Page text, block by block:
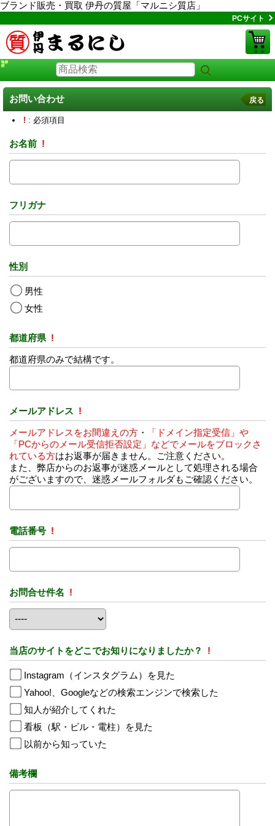
ブランド販売・買取 伊丹の質屋「マルニシ質店」
PCサイト
お問い合わせ 戻る
! : 必須項目
お名前 !
フリガナ
性別
男性
女性
都道府県 !
都道府県のみで結構です。
メールアドレス !
メールアドレスをお間違えの方 ・
「ドメイン指定受信」や
「PCからのメール受信拒否設定」などでメールをブロックさ
れている方はお返事が届きません。ご注意ください。
また、弊店からのお返事が迷惑メールとして処理される場合
がございますので、迷惑メールフォルダもご確認ください。
電話番号 !
お問合せ件名 !
当店のサイトをどこでお知りになりましたか？ !
Instagram（インスタグラム）を見た
Yahoo!、Googleなどの検索エンジンで検索した
知人が紹介してくれた
看板（駅・ビル・電柱）を見た
以前から知っていた
備考欄